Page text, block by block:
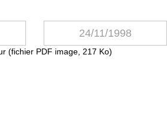
24/11/1998
(fichier PDF image, 217 Ko)